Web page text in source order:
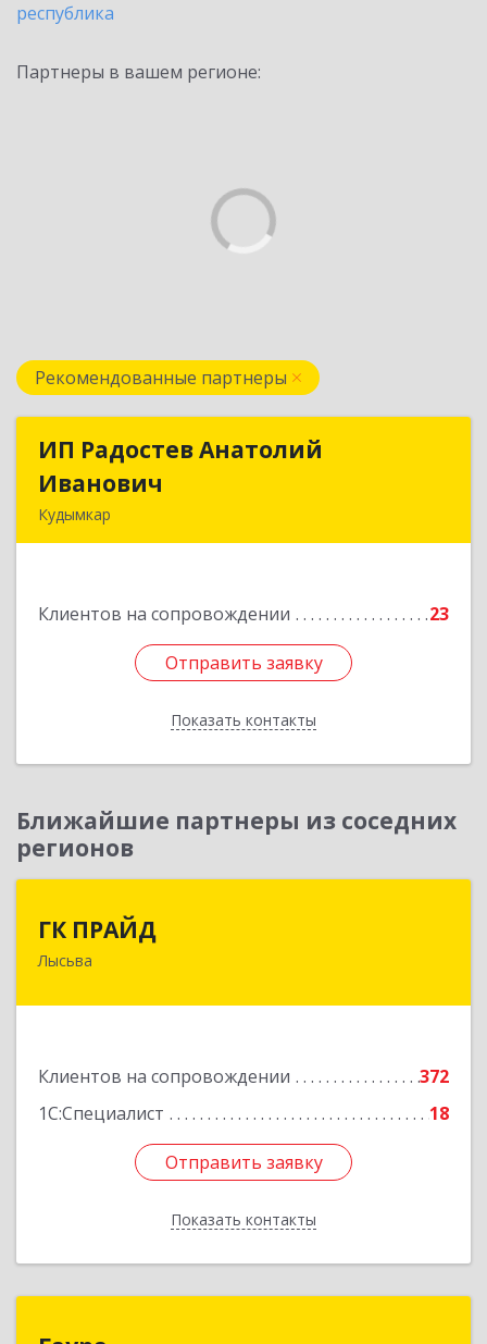
республика
Партнеры в вашем регионе:
Рекомендованные партнеры
ИП Радостев Анатолий
Иванович
Кудымкар
Клиентов на сопровождении 23
Отправить заявку
Показать контакты
ИП Радостев Анатолий
Подробнее
Отправить заявку
Назад
Ближайшие партнеры из соседних
регионов
ГК ПРАЙД
Лысьва
Клиентов на сопровождении
372
1С:Специалист
18
Отправить заявку
Показать контакты
618909, Пермский край, Лысьва г, Репина ул,
Отправить заявку
Назад